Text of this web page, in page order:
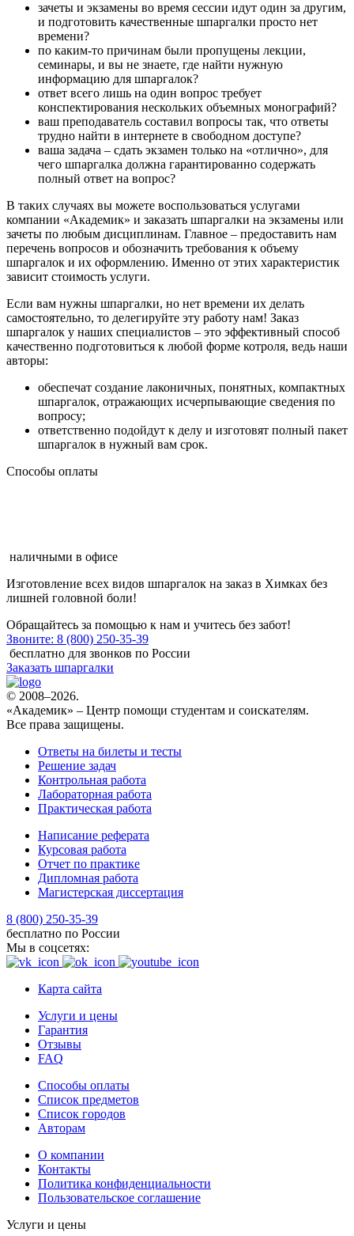
зачеты и экзамены во время сессии идут один за другим,
и подготовить качественные шпаргалки просто нет
времени?
по каким-то причинам были пропущены лекции,
семинары, и вы не знаете, где найти нужную
информацию для шпаргалок?
ответ всего лишь на один вопрос требует
конспектирования нескольких объемных монографий?
ваш преподаватель составил вопросы так, что ответы
трудно найти в интернете в свободном доступе?
ваша задача – сдать экзамен только на «отлично», для
чего шпаргалка должна гарантированно содержать
полный ответ на вопрос?
В таких случаях вы можете воспользоваться услугами
компании «Академик» и заказать шпаргалки на экзамены или
зачеты по любым дисциплинам. Главное – предоставить нам
перечень вопросов и обозначить требования к объему
шпаргалок и их оформлению. Именно от этих характеристик
зависит стоимость услуги.
Если вам нужны шпаргалки, но нет времени их делать
самостоятельно, то делегируйте эту работу нам! Заказ
шпаргалок у наших специалистов – это эффективный способ
качественно подготовиться к любой форме котроля, ведь наши
авторы:
обеспечат создание лаконичных, понятных, компактных
шпаргалок, отражающих исчерпывающие сведения по
вопросу;
ответственно подойдут к делу и изготовят полный пакет
шпаргалок в нужный вам срок.
Способы оплаты
наличными в офисе
Изготовление всех видов шпаргалок на заказ в Химках без
лишней головной боли!
Обращайтесь за помощью к нам и учитесь без забот!
Звоните: 8 (800) 250-35-39
бесплатно для звонков по России
Заказать шпаргалки
© 2008–2026.
«Академик» – Центр помощи студентам и соискателям.
Все права защищены.
Ответы на билеты и тесты
Решение задач
Контрольная работа
Лабораторная работа
Практическая работа
Написание реферата
Курсовая работа
Отчет по практике
Дипломная работа
Магистерская диссертация
8 (800) 250-35-39
бесплатно по России
Мы в соцсетях:
Карта сайта
Услуги и цены
Гарантия
Отзывы
FAQ
Способы оплаты
Список предметов
Список городов
Авторам
О компании
Контакты
Политика конфиденциальности
Пользовательское соглашение
Услуги и цены